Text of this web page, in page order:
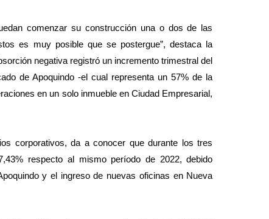
comenzar su construcción una o dos de las
es muy posible que se postergue”, destaca la
negativa registró un incremento trimestral del
de Apoquindo -el cual representa un 57% de la
en un solo inmueble en Ciudad Empresarial,
corporativos, da a conocer que durante los tres
respecto al mismo período de 2022, debido
y el ingreso de nuevas oficinas en Nueva